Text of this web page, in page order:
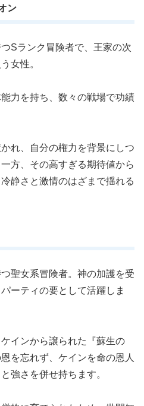
ン
Sランク冒険者で、王家の次
女性。
力を持ち、数々の戦場で功績
れ、自分の権力を背景にしつ
方、その高すぎる期待値から
静さと激情のはざまで揺れる
聖女系冒険者。神の加護を受
ーティの要として活躍しま
インから譲られた『蘇生の
を忘れず、ケインを命の恩人
強さを併せ持ちます。